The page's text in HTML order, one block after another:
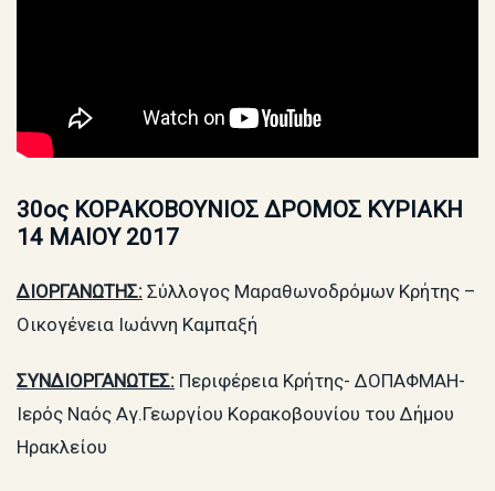
30ος ΚΟΡΑΚΟΒΟΥΝΙΟΣ ΔΡΟΜΟΣ KYΡIAKH
14 MAIOY 2017
ΔΙΟΡΓΑΝΩΤΗΣ: Σύλλογος Μαραθωνοδρόμων Κρήτης –
Οικογένεια Ιωάννη Καμπαξή
ΣΥΝΔΙΟΡΓΑΝΩΤΕΣ: Περιφέρεια Κρήτης- ΔΟΠΑΦΜΑΗ-
Ιερός Ναός Αγ.Γεωργίου Κορακοβουνίου του Δήμου
Ηρακλείου